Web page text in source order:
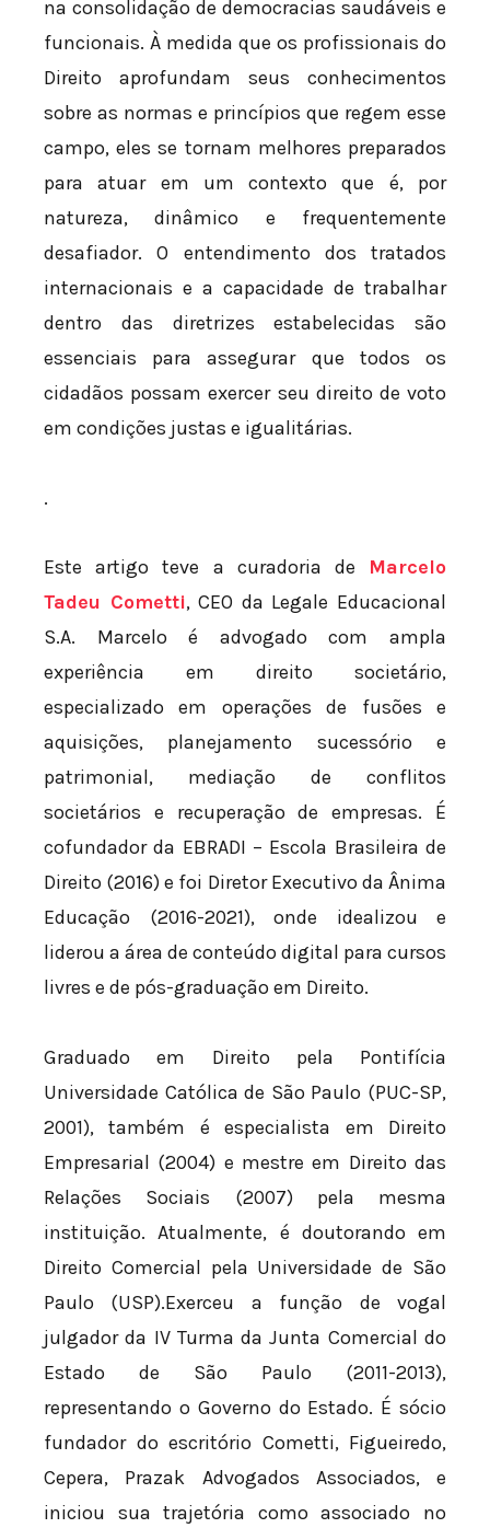
na consolidação de democracias saudáveis e
funcionais. À medida que os profissionais do
Direito aprofundam seus conhecimentos
sobre as normas e princípios que regem esse
campo, eles se tornam melhores preparados
para atuar em um contexto que é, por
natureza, dinâmico e frequentemente
desafiador. O entendimento dos tratados
internacionais e a capacidade de trabalhar
dentro das diretrizes estabelecidas são
essenciais para assegurar que todos os
cidadãos possam exercer seu direito de voto
em condições justas e igualitárias.
.
Este artigo teve a curadoria de Marcelo
Tadeu Cometti, CEO da Legale Educacional
S.A. Marcelo é advogado com ampla
experiência em direito societário,
especializado em operações de fusões e
aquisições, planejamento sucessório e
patrimonial, mediação de conflitos
societários e recuperação de empresas. É
cofundador da EBRADI – Escola Brasileira de
Direito (2016) e foi Diretor Executivo da Ânima
Educação (2016-2021), onde idealizou e
liderou a área de conteúdo digital para cursos
livres e de pós-graduação em Direito.
Graduado em Direito pela Pontifícia
Universidade Católica de São Paulo (PUC-SP,
2001), também é especialista em Direito
Empresarial (2004) e mestre em Direito das
Relações Sociais (2007) pela mesma
instituição. Atualmente, é doutorando em
Direito Comercial pela Universidade de São
Paulo (USP).Exerceu a função de vogal
julgador da IV Turma da Junta Comercial do
Estado de São Paulo (2011-2013),
representando o Governo do Estado. É sócio
fundador do escritório Cometti, Figueiredo,
Cepera, Prazak Advogados Associados, e
iniciou sua trajetória como associado no